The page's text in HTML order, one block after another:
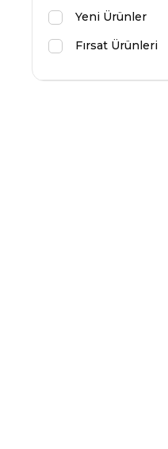
Yeni Ürünler
Fırsat Ürünleri